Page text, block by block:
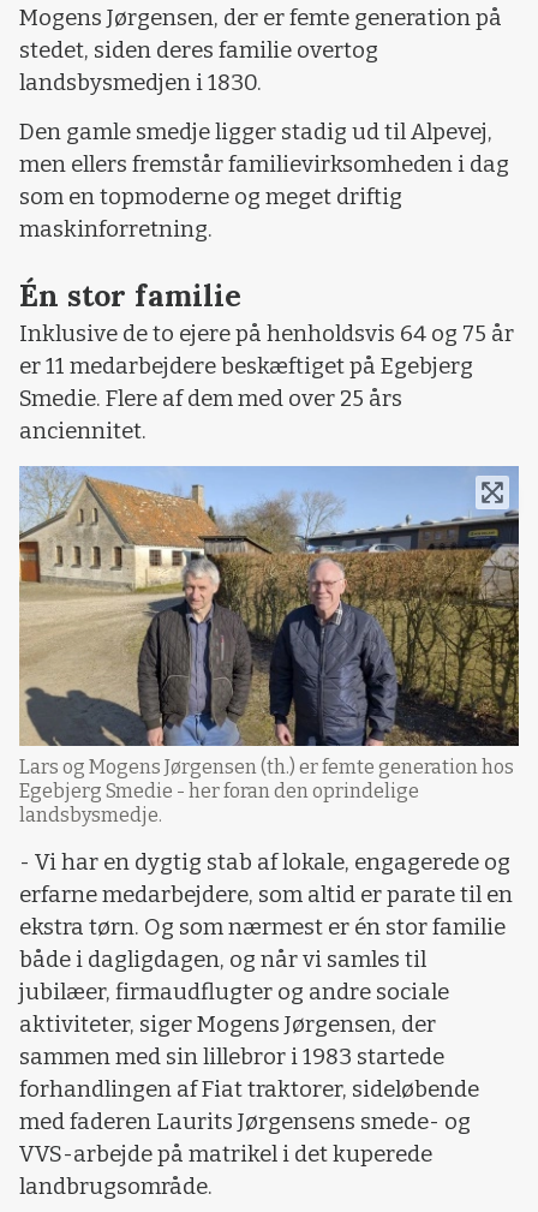
Mogens Jørgensen, der er femte generation på
stedet, siden deres familie overtog
landsbysmedjen i 1830.
Den gamle smedje ligger stadig ud til Alpevej,
men ellers fremstår familievirksomheden i dag
som en topmoderne og meget driftig
maskinforretning.
Én stor familie
Inklusive de to ejere på henholdsvis 64 og 75 år
er 11 medarbejdere beskæftiget på Egebjerg
Smedie. Flere af dem med over 25 års
anciennitet.
Lars og Mogens Jørgensen (th.) er femte generation hos
Egebjerg Smedie - her foran den oprindelige
landsbysmedje.
- Vi har en dygtig stab af lokale, engagerede og
erfarne medarbejdere, som altid er parate til en
ekstra tørn. Og som nærmest er én stor familie
både i dagligdagen, og når vi samles til
jubilæer, firmaudflugter og andre sociale
aktiviteter, siger Mogens Jørgensen, der
sammen med sin lillebror i 1983 startede
forhandlingen af Fiat traktorer, sideløbende
med faderen Laurits Jørgensens smede- og
VVS-arbejde på matrikel i det kuperede
landbrugsområde.